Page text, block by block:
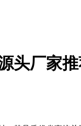
头厂家